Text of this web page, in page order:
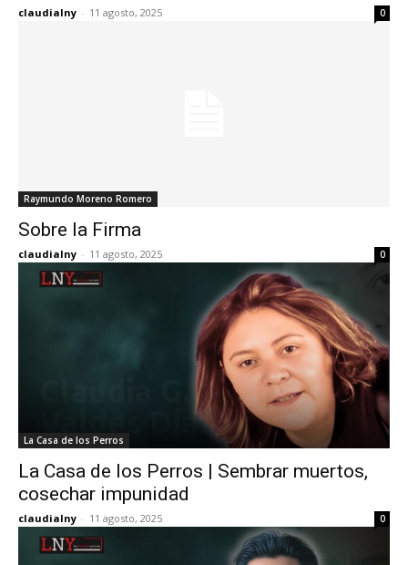
claudialny - 11 agosto, 2025 0
Raymundo Moreno Romero
Sobre la Firma
claudialny - 11 agosto, 2025 0
La Casa de los Perros
La Casa de los Perros | Sembrar muertos,
cosechar impunidad
claudialny - 11 agosto, 2025 0